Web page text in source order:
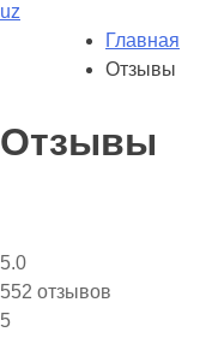
uz
Главная
Отзывы
Отзывы
5.0
552 отзывов
5